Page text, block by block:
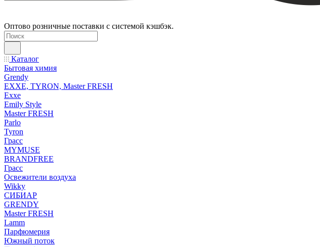
Оптово розничные поставки с системой кэшбэк.
Каталог
Бытовая химия
Grendy
EXXE, TYRON, Master FRESH
Exxe
Emily Style
Master FRESH
Parlo
Tyron
Грасс
MYMUSE
BRANDFREE
Грасс
Освежители воздуха
Wikky
СИБИАР
GRENDY
Master FRESH
Lamm
Парфюмерия
Южный поток